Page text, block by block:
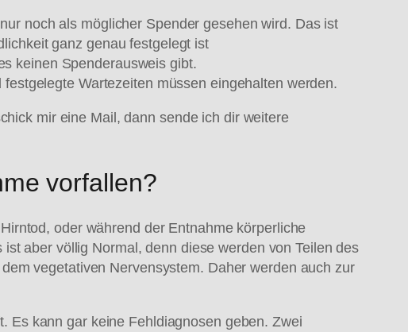
noch als möglicher Spender gesehen wird. Das ist
ganz genau festgelegt ist
keinen Spenderausweis gibt.
Wartezeiten müssen eingehalten werden.
mir eine Mail, dann sende ich dir weitere
vorfallen?
oder während der Entnahme körperliche
aber völlig Normal, denn diese werden von Teilen des
vegetativen Nervensystem. Daher werden auch zur
Es kann gar keine Fehldiagnosen geben. Zwei